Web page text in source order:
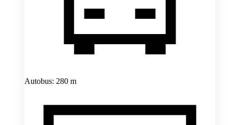
Autobus: 280 m